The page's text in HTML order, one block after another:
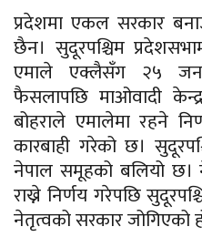
प्रदेशमा एकल सरकार
छैन। सुदूरपश्चिम
एमाले एक्लैसँग २५
फैसलापछि माओवादी
बोहराले एमालेमा रहने
कारबाही गरेको छ।
नेपाल समूहको बलियो
राख्ने निर्णय गरेपछि
नेतृत्वको सरकार जोगिएको